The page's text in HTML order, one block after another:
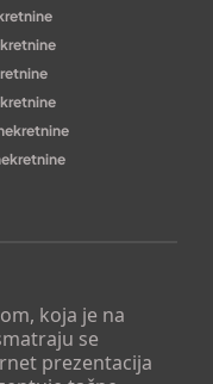
koja je na
se
prezentacija